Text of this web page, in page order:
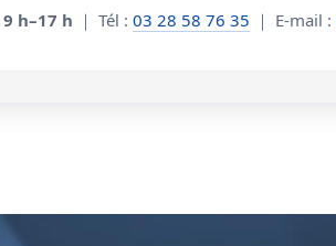
9 h–17 h ｜ Tél :03 28 58 76 35 ｜ E-mail :